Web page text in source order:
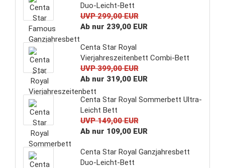
Duo-Leicht-Bett
UVP 299,00 EUR
Ab nur 239,00 EUR
Centa Star Royal
Vierjahreszeitenbett Combi-Bett
UVP 399,00 EUR
Ab nur 319,00 EUR
Centa Star Royal Sommerbett Ultra-
Leicht Bett
UVP 149,00 EUR
Ab nur 109,00 EUR
Centa Star Royal Ganzjahresbett
Duo-Leicht-Bett